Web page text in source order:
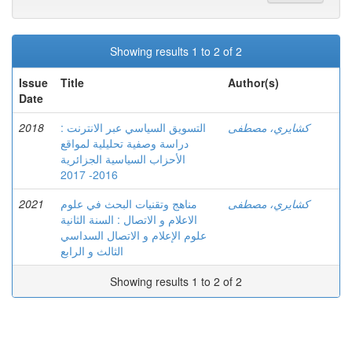
Showing results 1 to 2 of 2
Issue
Date
Title Author(s)
2018
التسويق السياسي عبر الانترنت :
دراسة وصفية تحليلية لمواقع
الأحزاب السياسية الجزائرية
2016- 2017
كشايري، مصطفى
2021
مناهج وتقنيات البحث في علوم
الاعلام و الاتصال : السنة الثانية
علوم الإعلام و الاتصال السداسي
الثالث و الرابع
كشايري، مصطفى
Showing results 1 to 2 of 2